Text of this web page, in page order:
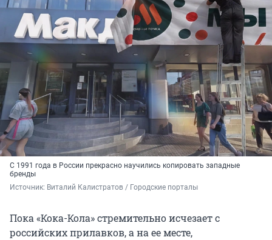
С 1991 года в России прекрасно научились копировать западные
бренды
Источник: Виталий Калистратов / Городские порталы
Пока «Кока-Кола» стремительно исчезает с
российских прилавков, а на ее месте,